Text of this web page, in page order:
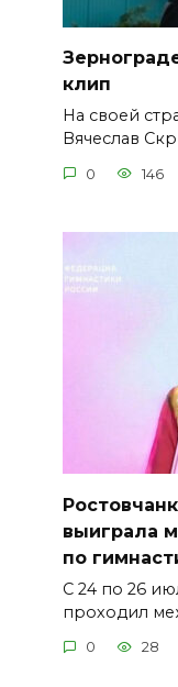
клип
На своей
Вячеслав
0 146
выиграла
по
С 24 по 26
проходил
0 28